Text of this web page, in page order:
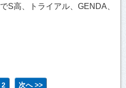
S高、トライアル、GENDA、
2 次へ >>